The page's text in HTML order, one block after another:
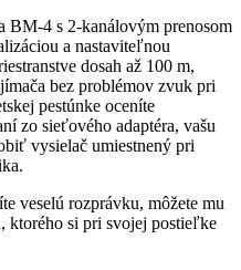
BM-4 s 2-kanálovým prenosom
a nastaviteľnou
dosah až 100 m,
bez problémov zvuk pri
pestúnke oceníte
zo sieťového adaptéra, vašu
vysielač umiestnený pri
veselú rozprávku, môžete mu
ktorého si pri svojej postieľke